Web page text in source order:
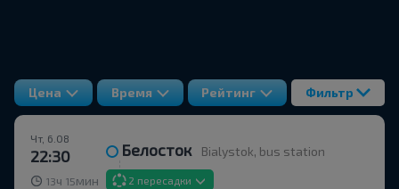
Цена Время Рейтинг Фильтр
Чт, 6.08
22:30 Белосток Bialystok, bus station
13ч 15 мин 2 пересадки